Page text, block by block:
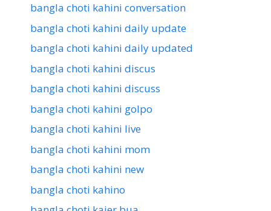
bangla choti kahini conversation
bangla choti kahini daily update
bangla choti kahini daily updated
bangla choti kahini discus
bangla choti kahini discuss
bangla choti kahini golpo
bangla choti kahini live
bangla choti kahini mom
bangla choti kahini new
bangla choti kahino